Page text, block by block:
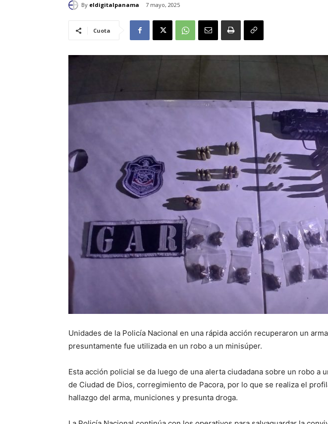
By eldigitalpanama 7 mayo, 2025
Cuota
Unidades de la Policía Nacional en una rápida acción recuperaron un
presuntamente fue utilizada en un robo a un minisúper.
Esta acción policial se da luego de una alerta ciudadana sobre un robo a
de Ciudad de Dios, corregimiento de Pacora, por lo que se realiza el
hallazgo del arma, municiones y presunta droga.